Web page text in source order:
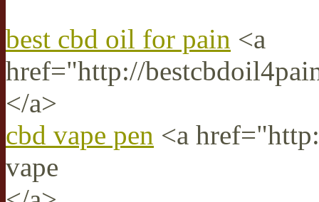
best cbd oil for pain <a
href="http://
</a>
cbd vape pen <a
vape